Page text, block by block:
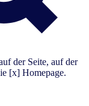
der Seite, auf der
[x] Homepage.